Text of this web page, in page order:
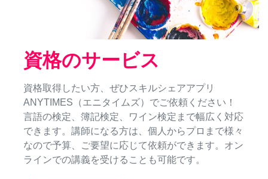
資格のサービス
資格取得したい方、ぜひスキルシェアアプリ
ANYTIMES（エニタイムズ）でご依頼ください！
言語の検定、簿記検定、ワイン検定まで幅広く対応
できます。講師になる方は、個人からプロまで様々
なので予算、ご要望に応じて依頼ができます。オン
ラインでの講義を受けることも可能です。